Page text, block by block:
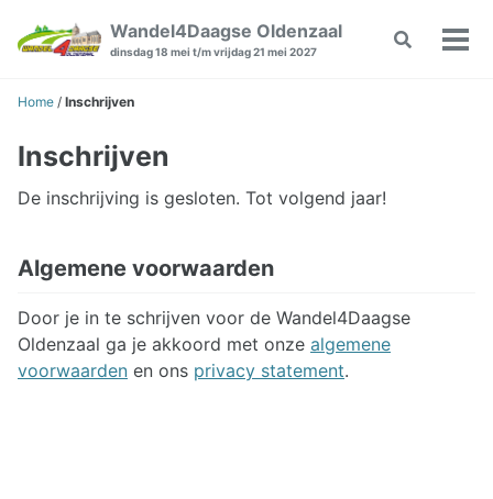
navigation
Wandel4Daagse Oldenzaal
dinsdag 18 mei t/m vrijdag 21 mei 2027
Toggle
Home / Inschrijven
Inschrijven
De inschrijving is gesloten. Tot volgend jaar!
Algemene voorwaarden
Door je in te schrijven voor de Wandel4Daagse
Oldenzaal ga je akkoord met onze algemene
voorwaarden en ons privacy statement.